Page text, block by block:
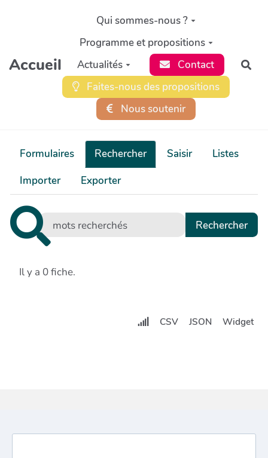
Aller au contenu principal
Accueil
Qui sommes-nous ?
Programme et propositions
Actualités
Contact
Faites-nous des propositions
Nous soutenir
Formulaires Rechercher Saisir
Listes
Importer
Exporter
Il y a 0 fiche.
CSV JSON Widget